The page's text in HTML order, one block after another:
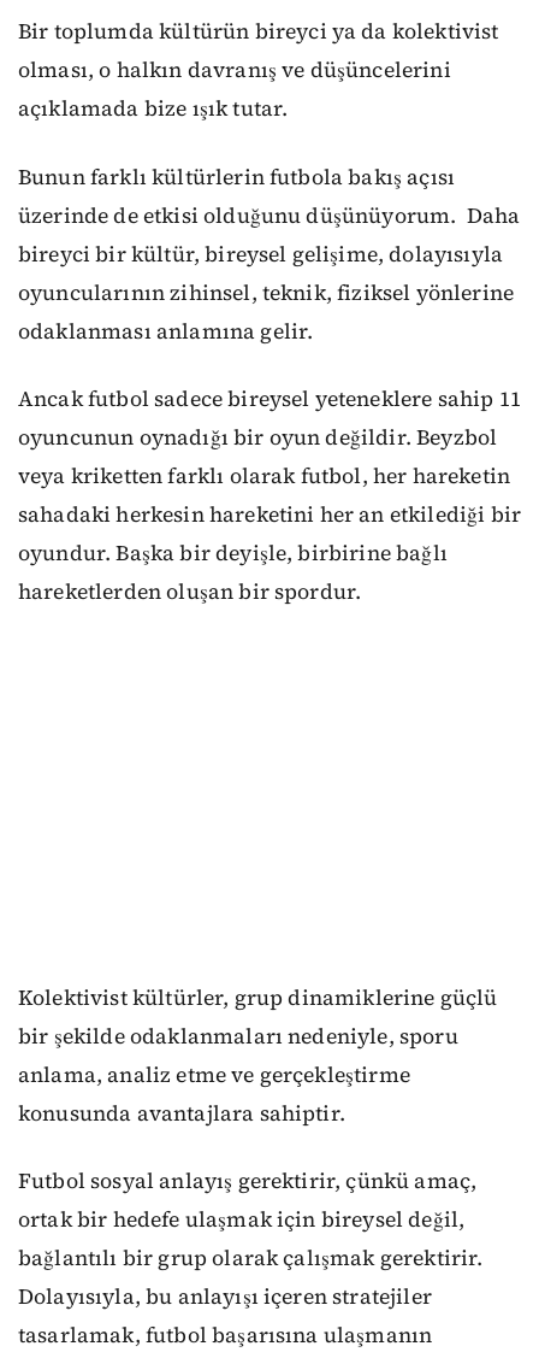
Bir toplumdakültürün bireyci ya da kolektivist
olması,o halkın davranış ve düşüncelerini
açıklamada bize ışık tutar.
Bunun farklı kültürlerin futbola bakış açısı
üzerinde de etkisi olduğunu düşünüyorum. Daha
bireyci bir kültür, bireysel gelişime, dolayısıyla
oyuncularının zihinsel, teknik, fiziksel yönlerine
odaklanması anlamına gelir.
Ancak futbol sadecebireysel yeteneklere sahip 11
oyuncunun oynadığı bir oyun değildir.Beyzbol
veya kriketten farklı olarak futbol, her hareketin
sahadaki herkesin hareketini her an etkilediği bir
oyundur. Başka bir deyişle, birbirine bağlı
hareketlerden oluşan bir spordur.
Kolektivist kültürler, grup dinamiklerine güçlü
bir şekilde odaklanmaları nedeniyle, sporu
anlama, analiz etme ve gerçekleştirme
konusunda avantajlara sahiptir.
Futbol sosyal anlayış gerektirir, çünkü amaç,
ortak bir hedefe ulaşmak için bireyseldeğil,
bağlantılı bir grup olarak çalışmakgerektirir.
Dolayısıyla, bu anlayışı içeren stratejiler
tasarlamak, futbol başarısına ulaşmanın